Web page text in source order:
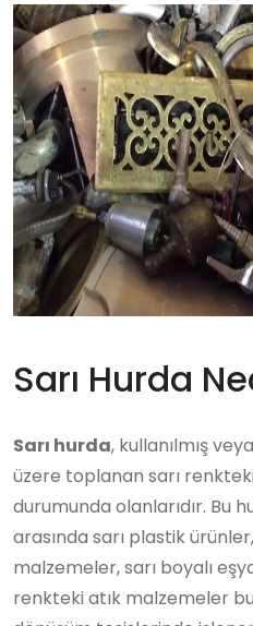
Sarı Hurda
Sarı hurda, kullanılmış
üzere toplanan sarı
durumunda olanlarıdır. Bu
arasında sarı plastik
malzemeler, sarı boyalı
renkteki atık malzemeler